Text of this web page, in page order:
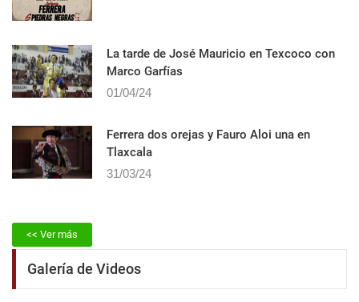
Marco Garfías
01/04/24
Tlaxcala
31/03/24
Galería de Videos